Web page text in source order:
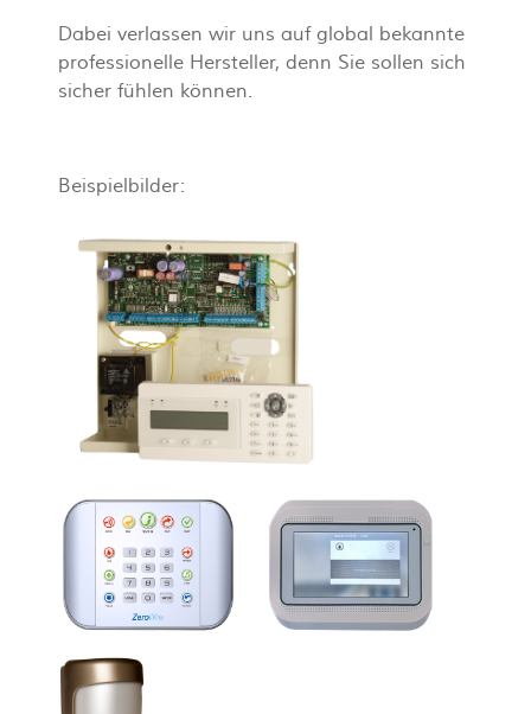
Dabei verlassen wir uns auf global bekannte
professionelle Hersteller, denn Sie sollen sich
sicher fühlen können.
Beispielbilder: